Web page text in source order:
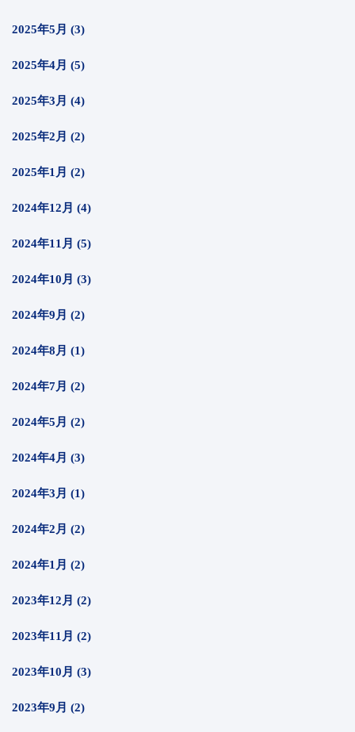
2025年5月 (3)
2025年4月 (5)
2025年3月 (4)
2025年2月 (2)
2025年1月 (2)
2024年12月 (4)
2024年11月 (5)
2024年10月 (3)
2024年9月 (2)
2024年8月 (1)
2024年7月 (2)
2024年5月 (2)
2024年4月 (3)
2024年3月 (1)
2024年2月 (2)
2024年1月 (2)
2023年12月 (2)
2023年11月 (2)
2023年10月 (3)
2023年9月 (2)